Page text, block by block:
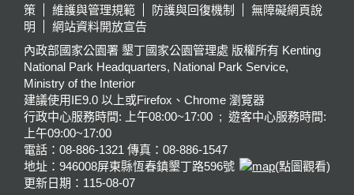
策
維護與管理規範 防護與回復機制
無障礙網頁說
明
網站資料開放宣告
內政部國家公園署 墾丁國家公園管理處 版權所有 Kenting
National Park Headquarters, National Park Service,
Ministry of the Interior
建議使用IE9.0 以上或Firefox、Chrome 瀏覽器
行政中心服務時間: 上午08:00~17:00 ; 遊客中心服務時間:
上午09:00~17:00
電話：08-886-1321 傳真：08-886-1547
地址：946008屏東縣恆春鎮墾丁路596號
(點圖觀看)
更新日期： 115-08-07